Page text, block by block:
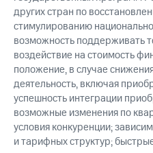
других стран по
стимулированию
возможность поддерживать
воздействие на стоимость
положение, в случае
деятельность, включая
успешность интеграции
возможные изменения по
условия конкуренции;
и тарифных структур;